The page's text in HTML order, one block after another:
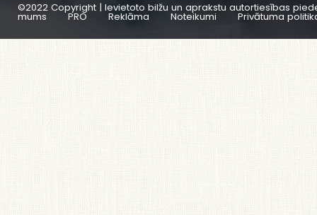
©2022 Copyright | Ievietoto bilžu un aprakstu autortiesības
mums PRO Reklāma Noteikumi Privātuma